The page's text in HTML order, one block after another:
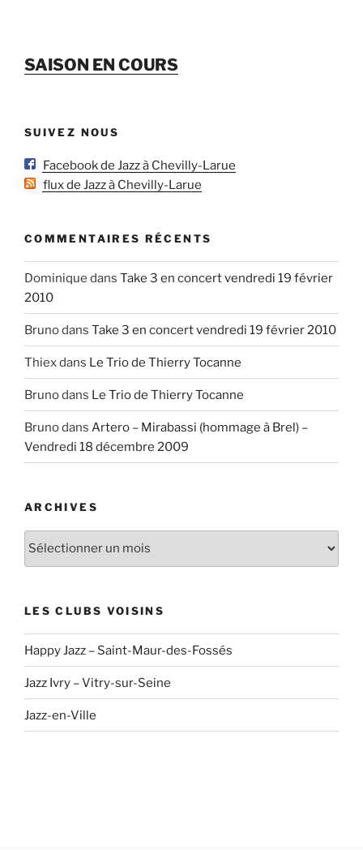
SAISON EN COURS
SUIVEZ NOUS
Facebook de Jazz à Chevilly-Larue
flux de Jazz à Chevilly-Larue
COMMENTAIRES RÉCENTS
Dominique dans Take 3 en concert vendredi 19 février
2010
Brunodans Take 3 en concert vendredi 19 février 2010
Thiexdans Le Trio de Thierry Tocanne
Brunodans Le Trio de Thierry Tocanne
Brunodans Artero – Mirabassi (hommage à Brel) –
Vendredi 18 décembre 2009
ARCHIVES
LES CLUBS VOISINS
Happy Jazz – Saint-Maur-des-Fossés
Jazz Ivry – Vitry-sur-Seine
Jazz-en-Ville